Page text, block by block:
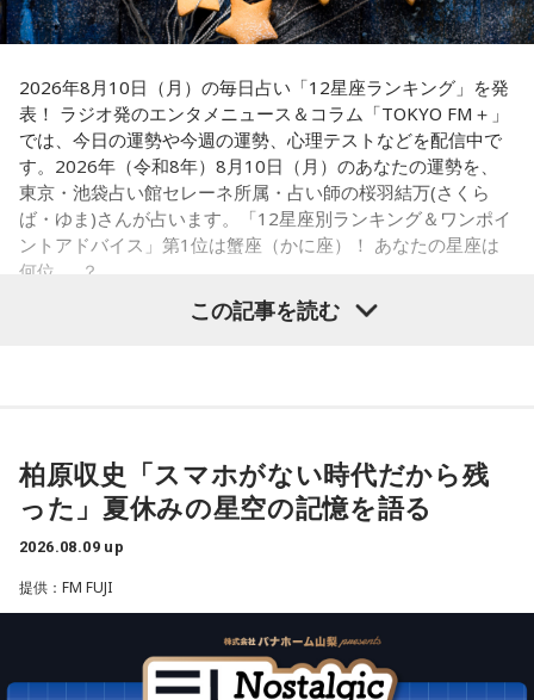
ゃカリスマなラジオ』の番組公式チャンネルがオープンする
ことも決定。番組公式チャンネルでは、地上波放送のアーカ
イブ配信に加え、ここでしか聴くことのできないアフタート
ークや、不定期で実施する会員限定生配信など、番組をより
楽しめる限定コンテンツを順次配信します。
さらに、9月30日（水)までにご入会いただいた方には、早期
入会特典として、文化放送の入館証をモチーフにしたオリジ
ナルステッカーをプレゼント。七人それぞれのキャラクター
デザインの中から、お好きなデザインを1種類お選びいただけ
14日（金）午後8時よりQloveR会員限定生配信を実施しま
す。記念すべき初回生配信には、山中真尋（草薙理解役）、
福原かつみ（本橋依央利役）が出演。番組スタートに先駆
け、ラジオ番組への意気込みや番組の楽しみ方、今後の展開
などをたっぷりトークします。
■『カリスマ』作品概要
2026年8月10日（月）の毎日占い「12星座ランキング」を発
表！ ラジオ発のエンタメニュース＆コラム「TOKYO FM＋」
では、今日の運勢や今週の運勢、心理テストなどを配信中で
す。2026年（令和8年）8月10日（月）のあなたの運勢を、
東京・池袋占い館セレーネ所属・占い師の桜羽結万(さくら
ば・ゆま)さんが占います。「12星座別ランキング＆ワンポイ
ントアドバイス」第1位は蟹座（かに座）！ あなたの星座は
何位……？
い気持ちを前に出して、行動していくと良いでしょう。気に
なる相手にも自信を持って接するようにしましょう。
【2位】蠍座（さそり座）
ラッキーなことが起こりそう。周りからの評価も上がって、
充実感を覚えるようです。努力などが認められると、心も落
ち着いて穏やかになれることでしょう。交友関係も好調なの
で、良い縁ができるかも。
この記事を読む
柏原収史「スマホがない時代だから残
った」夏休みの星空の記憶を語る
2026.08.09 up
提供：FM FUJI